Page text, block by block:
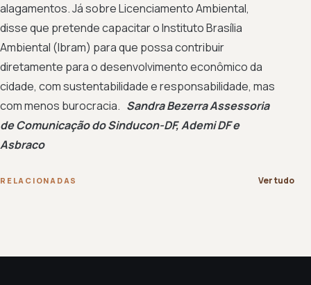
alagamentos. Já sobre Licenciamento Ambiental,
disse que pretende capacitar o Instituto Brasília
Ambiental (Ibram) para que possa contribuir
diretamente para o desenvolvimento econômico da
cidade, com sustentabilidade e responsabilidade, mas
com menos burocracia. Sandra BezerraAssessoria
de Comunicação do Sinducon-DF, Ademi DF e
Asbraco
RELACIONADAS Ver tudo